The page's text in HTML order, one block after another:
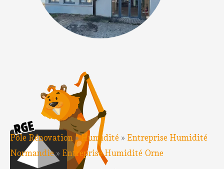
Pôle Rénovation »Humidité » Entreprise Humidité
Normandie» Entreprise Humidité Orne